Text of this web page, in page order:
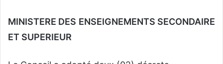
MINISTERE DES ENSEIGNEMENTS SECONDAIRE
ET SUPERIEUR